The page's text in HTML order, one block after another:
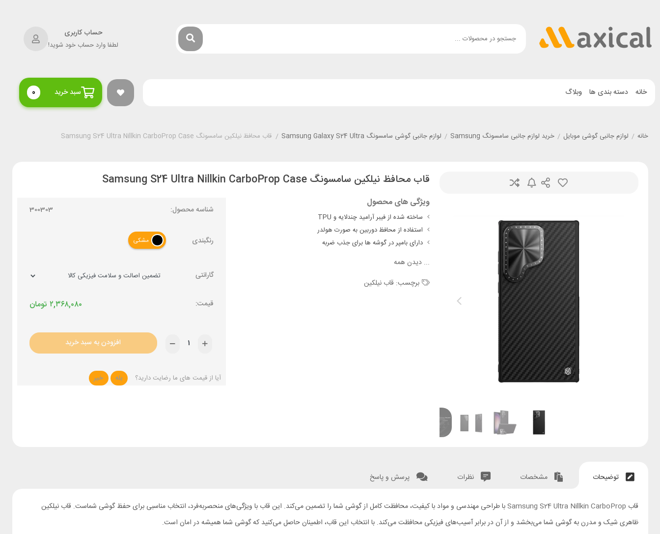
حساب کاربری
لطفا وارد حساب خود شوید!
خانه دسته بندی ها وبلاگ سبد خرید 0
خانه / لوازم جانبی گوشی موبایل / خرید لوازم جانبی سامسونگ Samsung / لوازم جانبی گوشی سامسونگ Samsung Galaxy S24 Ultra / قاب محافظ نیلکین سامسونگ Samsung S24 Ultra Nillkin CarboProp Case
قاب محافظ نیلکین سامسونگ Samsung S24 Ultra Nillkin CarboProp Case
ویژگی های محصول
ساخته شده از فیبر آرامید چندلایه و TPU
استفاده از محافظ دوربین به صورت هولدر
دارای بامپر در گوشه ها برای جذب ضربه
...دیدن همه
برچسب: قاب نیلکین
شناسه محصول: 300303
رنگبندی مشکی
گارانتی
تومان ۲,۳۶۸,۰۸۰
افزودن به سبد خرید
آیا از قیمت های ما رضایت دارید؟ بله خیر
توضیحات مشخصات نظرات پرسش و پاسخ
قاب Samsung S24 Ultra Nillkin CarboPropبا طراحی مهندسی و مواد با کیفیت، محافظت کامل از گوشی شما را تضمین می‌کند. این قاب با ویژگی‌های منحصربه‌فرد، انتخاب مناسبی برای حفظ گوشی شماست. قاب نیلکین
ظاهری شیک و مدرن به گوشی شما می‌بخشد و از آن در برابر آسیب‌های فیزیکی محافظت می‌کند. با انتخاب این قاب، اطمینان حاصل می‌کنید که گوشی شما همیشه در امان است.